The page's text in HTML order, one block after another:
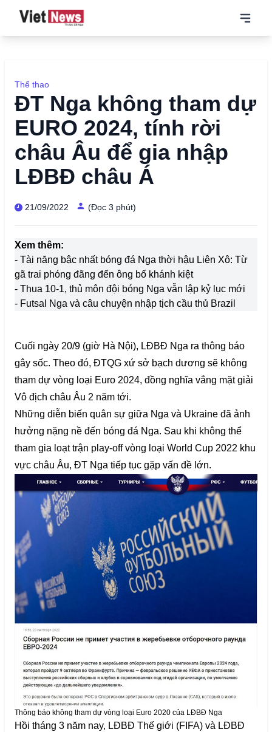
Thể thao
ĐT Nga không tham dự
EURO 2024, tính rời
châu Âu để gia nhập
LĐBĐ châu Á
21/09/2022 (Đọc 3 phút)
Xem thêm:
- Tài năng bậc nhất bóng đá Nga thời hậu Liên Xô: Từ
gã trai phóng đãng đến ông bố khánh kiệt
- Thua 10-1, thủ môn đội bóng Nga vẫn lập kỷ lục mới
- Futsal Nga và câu chuyện nhập tịch cầu thủ Brazil
Cuối ngày 20/9 (giờ Hà Nội), LĐBĐ Nga ra thông báo
gây sốc. Theo đó, ĐTQG xứ sở bạch dương sẽ không
tham dự vòng loại Euro 2024, đồng nghĩa vắng mặt giải
Vô địch châu Âu 2 năm tới.
Những diễn biến quân sự giữa Nga và Ukraine đã ảnh
hưởng nặng nề đến bóng đá Nga. Sau khi không thể
tham gia loạt trận play-off vòng loại World Cup 2022 khu
vực châu Âu, ĐT Nga tiếp tục gặp vấn đề lớn.
Thông báo không tham dự vòng loại Euro 2020 của LĐBĐ Nga
Hồi tháng 3 năm nay, LĐBĐ Thế giới (FIFA) và LĐBĐ